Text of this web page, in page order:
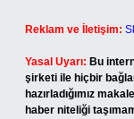
Reklam ve İletişim:
Yasal Uyarı: Bu
şirketi ile hiçbir
hazırladığımız
haber niteliği